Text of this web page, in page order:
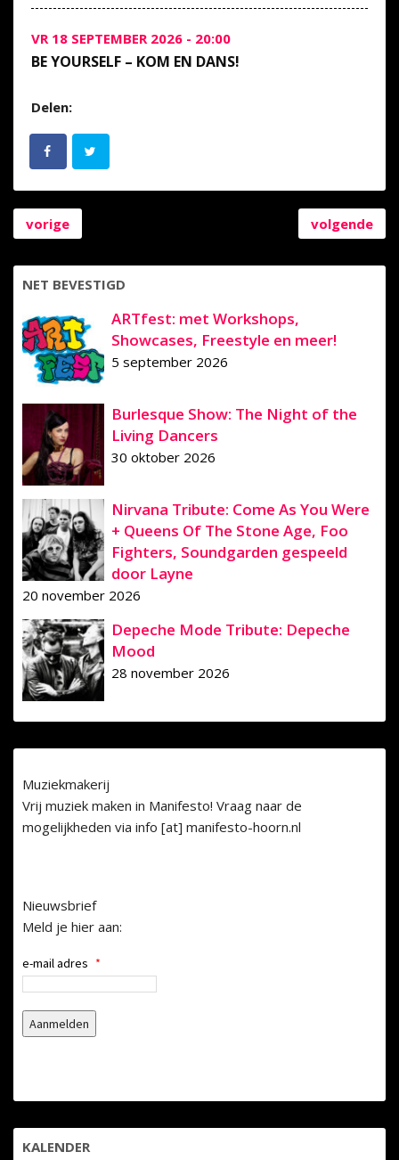
VR 18 SEPTEMBER 2026 - 20:00
BE YOURSELF – KOM EN DANS!
Delen:
vorige volgende
NET BEVESTIGD
ARTfest: met Workshops,
Showcases, Freestyle en meer!
5 september 2026
Burlesque Show: The Night of the
Living Dancers
30 oktober 2026
Nirvana Tribute: Come As You Were
+ Queens Of The Stone Age, Foo
Fighters, Soundgarden gespeeld
door Layne
20 november 2026
Depeche Mode Tribute: Depeche
Mood
28 november 2026
Muziekmakerij
Vrij muziek maken in Manifesto! Vraag naar de
mogelijkheden via info [at] manifesto-hoorn.nl
Nieuwsbrief
Meld je hier aan:
e-mail adres *
KALENDER